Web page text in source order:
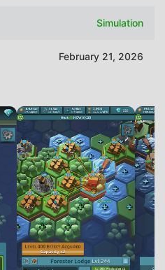
Simulation
February 21, 2026